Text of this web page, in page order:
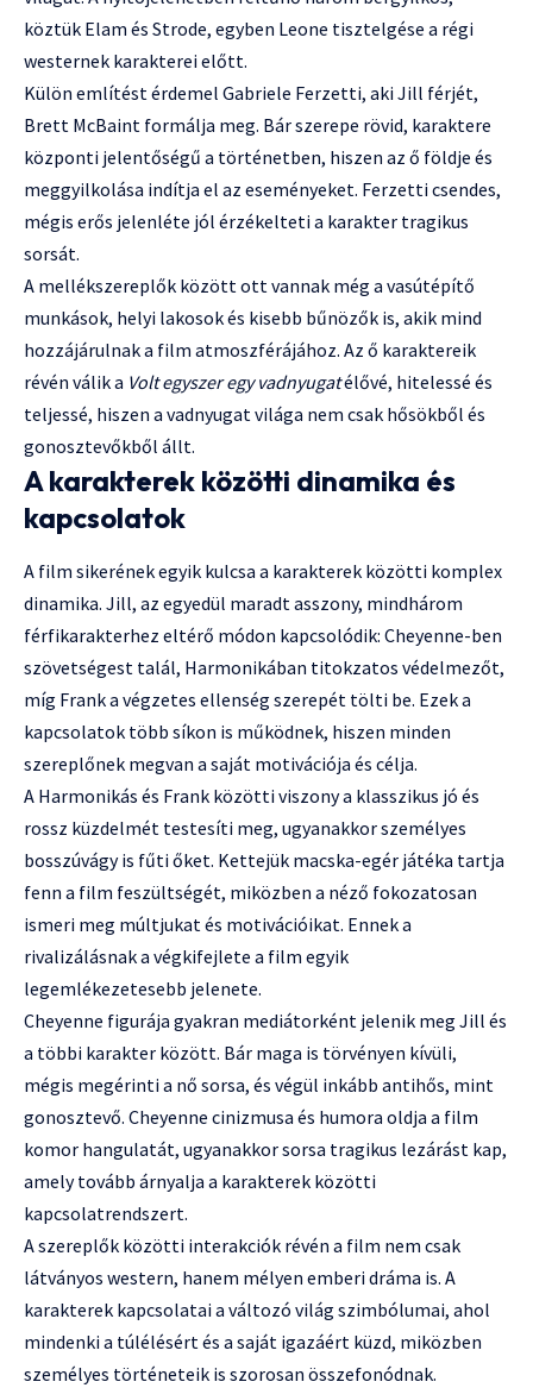
köztük Elam és Strode, egyben Leone tisztelgése a régi
westernek karakterei előtt.
Külön említést érdemel Gabriele Ferzetti, aki Jill férjét,
Brett McBaint formálja meg. Bár szerepe rövid, karaktere
központi jelentőségű a történetben, hiszen az ő földje és
meggyilkolása indítja el az eseményeket. Ferzetti csendes,
mégis erős jelenléte jól érzékelteti a karakter tragikus
sorsát.
A mellékszereplők között ott vannak még a vasútépítő
munkások, helyi lakosok és kisebb bűnözők is, akik mind
hozzájárulnak a film atmoszférájához. Az ő karaktereik
révén válik a Volt egyszer egy vadnyugatélővé, hitelessé és
teljessé, hiszen a vadnyugat világa nem csak hősökből és
gonosztevőkből állt.
A karakterek közötti dinamika és
kapcsolatok
A film sikerének egyik kulcsa a karakterek közötti komplex
dinamika. Jill, az egyedül maradt asszony, mindhárom
férfikarakterhez eltérő módon kapcsolódik: Cheyenne-ben
szövetségest talál, Harmonikában titokzatos védelmezőt,
míg Frank a végzetes ellenség szerepét tölti be. Ezek a
kapcsolatok több síkon is működnek, hiszen minden
szereplőnek megvan a saját motivációja és célja.
A Harmonikás és Frank közötti viszony a klasszikus jó és
rossz küzdelmét testesíti meg, ugyanakkor személyes
bosszúvágy is fűti őket. Kettejük macska-egér játéka tartja
fenn a film feszültségét, miközben a néző fokozatosan
ismeri meg múltjukat és motivációikat. Ennek a
rivalizálásnak a végkifejlete a film egyik
legemlékezetesebb jelenete.
Cheyenne figurája gyakran mediátorként jelenik meg Jill és
a többi karakter között. Bár maga is törvényen kívüli,
mégis megérinti a nő sorsa, és végül inkább antihős, mint
gonosztevő. Cheyenne cinizmusa és humora oldja a film
komor hangulatát, ugyanakkor sorsa tragikus lezárást kap,
amely tovább árnyalja a karakterek közötti
kapcsolatrendszert.
A szereplők közötti interakciók révén a film nem csak
látványos western, hanem mélyen emberi dráma is. A
karakterek kapcsolatai a változó világ szimbólumai, ahol
mindenki a túlélésért és a saját igazáért küzd, miközben
személyes történeteik is szorosan összefonódnak.